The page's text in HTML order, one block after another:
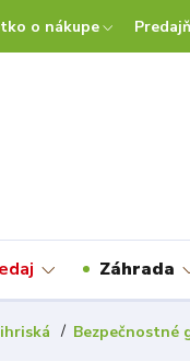
o nákupe
Záhrada
Bezpečnostné